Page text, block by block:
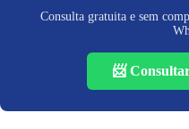
Consulta gratuita e sem
📨